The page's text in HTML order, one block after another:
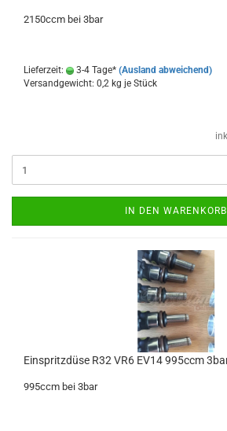
2150ccm bei 3bar
Lieferzeit: 3-4 Tage* (Ausland abweichend)
Versandgewicht: 0,2 kg je Stück
IN DEN WARENKORB
Ein­spritz­dü­se R32 VR6 EV14 995ccm
995ccm bei 3bar